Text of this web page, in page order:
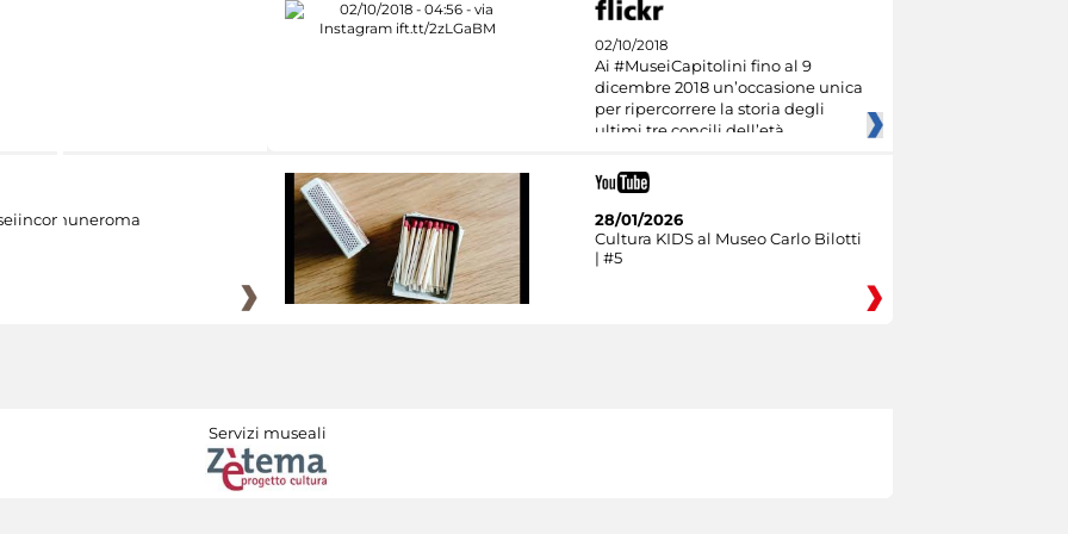
02/10/2018
Ai #MuseiCapitolini fino al 9
dicembre 2018 un’occasione unica
per ripercorrere la storia degli
ultimi tre concili dell’età
28/01/2026
Cultura KIDS al Museo Carlo Bilotti
| #5
Servizi museali